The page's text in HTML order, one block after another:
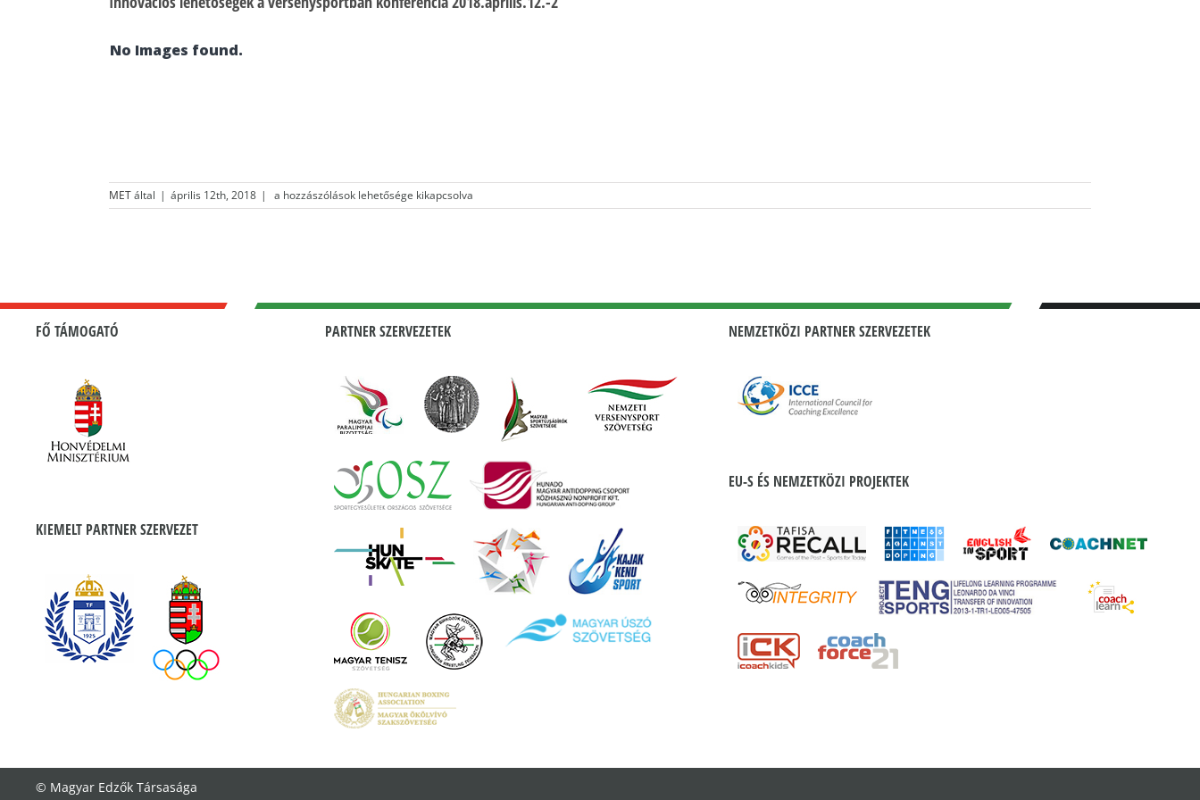
No Images found.
METáltal | április 12th, 2018 |
Innovációs
lehetőségek
a hozzászólások lehetősége kikapcsolva
FŐ TÁMOGATÓ
KIEMELT PARTNER SZERVEZET
PARTNER SZERVEZETEK NEMZETKÖZI PARTNER SZERVEZETEK
EU-S ÉS NEMZETKÖZI PROJEKTEK
© Magyar Edzők Társasága